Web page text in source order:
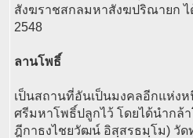
สังฆราชสกลมหาสังฆปริณายก
2548
ลานโพธิ์
เป็นสถานที่อันเป็นมงคลอีกแห่ง
ศรีมหาโพธิ์ปลูกไว้ โดยได้นำกล้
ฎีกาธงไชยวัฒน์ อิสฺสรธมฺโม) วัด